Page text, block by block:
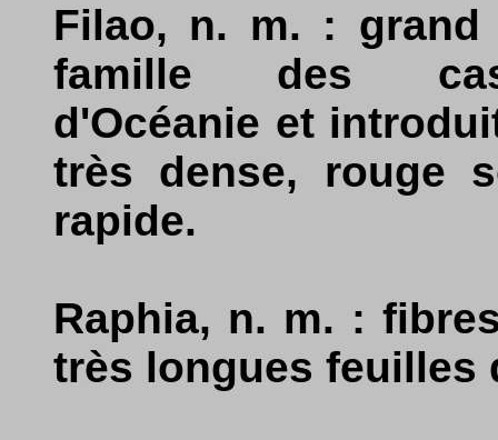
Filao, n. m. :
famille des
d'Océanie et
très dense, rouge
rapide.
Raphia, n. m. :
très longues feuilles